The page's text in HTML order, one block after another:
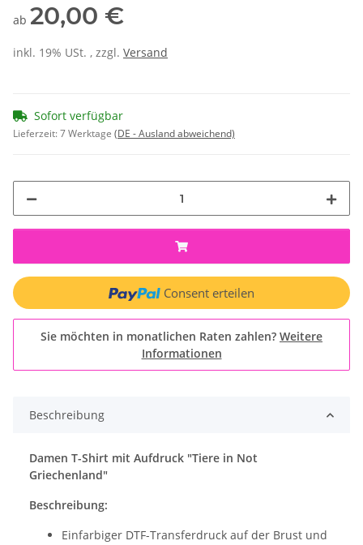
ab 20,00 €
inkl. 19% USt. , zzgl. Versand
Sofort verfügbar
Lieferzeit:7 Werktage (DE - Ausland abweichend)
Consent erteilen
Sie möchten in monatlichen Raten zahlen? Weitere
Informationen
Beschreibung
Damen T-Shirt mit Aufdruck "Tiere in Not
Griechenland"
Beschreibung:
Einfarbiger DTF-Transferdruck auf der Brust und